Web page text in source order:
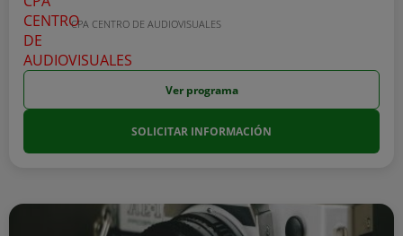
CPA CENTRO DE AUDIOVISUALES
Ver programa
SOLICITAR INFORMACIÓN